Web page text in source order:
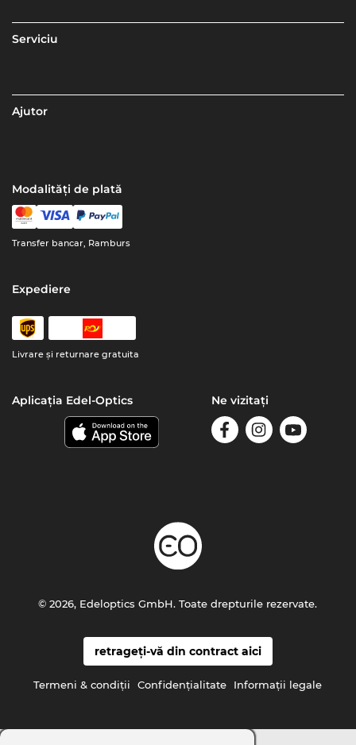
Serviciu
Ajutor
Modalități de plată
Transfer bancar, Ramburs
Expediere
Livrare şi returnare gratuita
Aplicația Edel-Optics Ne vizitați
retrageți-vă din contract aici
Termeni & condiţii Confidenţialitate Informaţii legale
© 2026, Edeloptics GmbH. Toate drepturile rezervate.